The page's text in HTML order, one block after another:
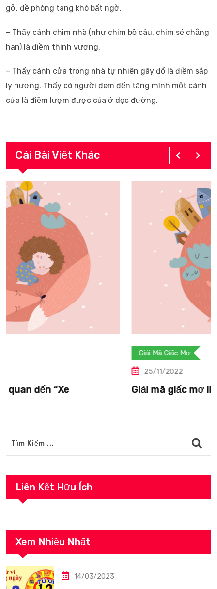
gở, đề phòng tang khó bất ngờ.
– Thấy cánh chim nhà (như chim bồ câu, chim sẻ chẳng
hạn) là điềm thịnh vượng.
– Thấy cánh cửa trong nhà tự nhiên gãy đổ là điềm sắp
ly hương. Thấy có người đem đến tặng mình một cánh
cửa là điềm lượm được của ở dọc đường.
Cái Bài Viết Khác
Giải mã giấc mơ liên quan đến “Vượn”.
Liên Kết Hữu Ích
Xem Nhiều Nhất
14/03/2023